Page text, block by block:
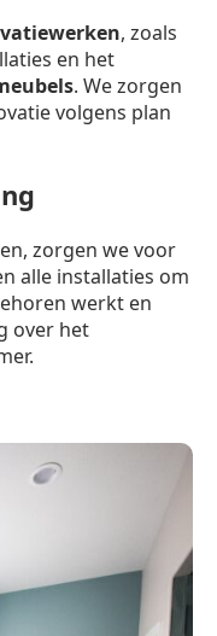
, zoals
en het
. We zorgen
volgens plan
zorgen we voor
alle installaties om
werkt en
over het